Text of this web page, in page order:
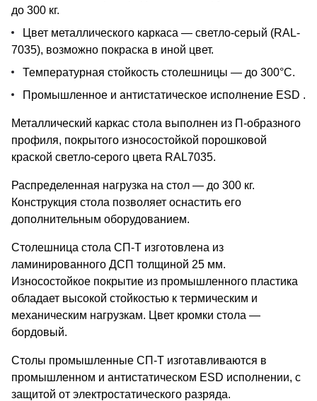
до 300 кг.
Цвет металлического каркаса — светло-серый (RAL-
7035), возможно покраска в иной цвет.
Температурная стойкость столешницы — до 300°С.
Промышленное и антистатическое исполнение ESD .
Металлический каркас стола выполнен из П-образного
профиля, покрытого износостойкой порошковой
краской светло-серого цвета RAL7035.
Распределенная нагрузка на стол — до 300 кг.
Конструкция стола позволяет оснастить его
дополнительным оборудованием.
Столешница cтола СП-Т изготовлена из
ламинированного ДСП толщиной 25 мм.
Износостойкое покрытие из промышленного пластика
обладает высокой стойкостью к термическим и
механическим нагрузкам. Цвет кромки стола —
бордовый.
Столы промышленные СП-Т изготавливаются в
промышленном и антистатическом ESD исполнении, с
защитой от электростатического разряда.